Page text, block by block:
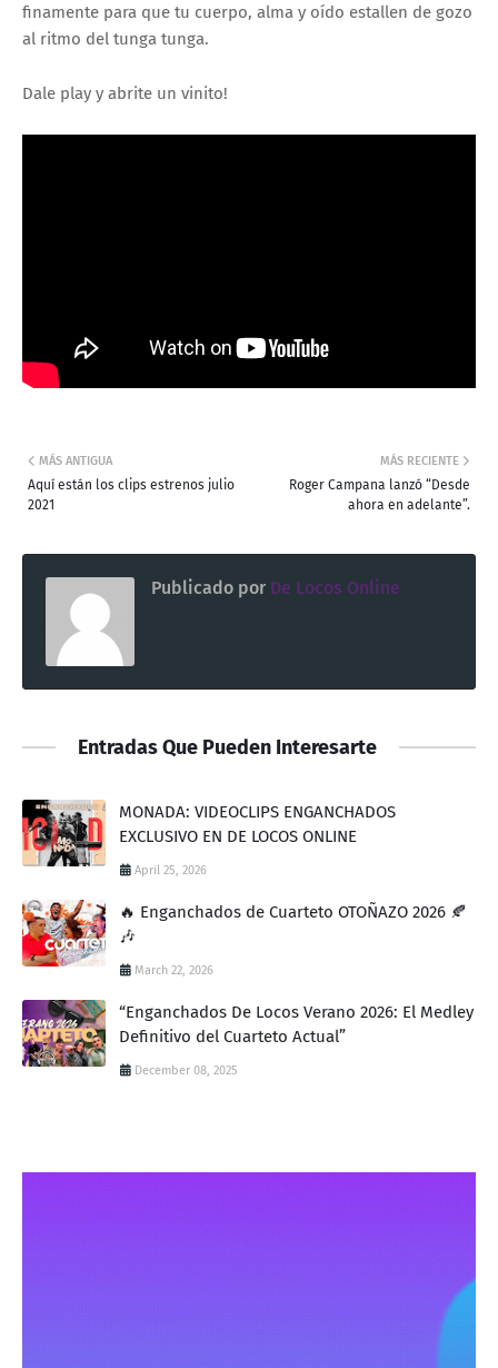
finamente para que tu cuerpo, alma y oído estallen de gozo
al ritmo del tunga tunga.
Dale play y abrite un vinito!
MÁS RECIENTE
Roger Campana lanzó “Desde
ahora en adelante”.
MÁS ANTIGUA
Aquí están los clips estrenos julio
2021
Publicado por De Locos Online
Entradas Que Pueden Interesarte
MONADA: VIDEOCLIPS ENGANCHADOS
EXCLUSIVO EN DE LOCOS ONLINE
April 25, 2026
🔥 Enganchados de Cuarteto OTOÑAZO 2026 🍂
🎶
March 22, 2026
“Enganchados De Locos Verano 2026: El Medley
Definitivo del Cuarteto Actual”
December 08, 2025